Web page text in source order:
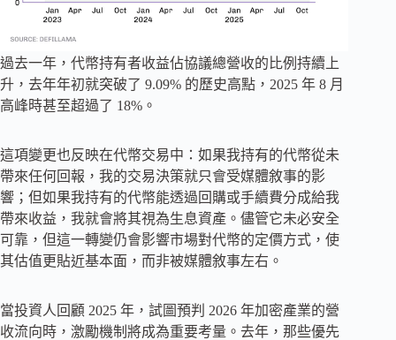
過去一年，代幣持有者收益佔協議總營收的比例持續上
升，去年年初就突破了 9.09% 的歷史高點，2025 年 8 月
高峰時甚至超過了 18%。
這項變更也反映在代幣交易中：如果我持有的代幣從未
帶來任何回報，我的交易決策就只會受媒體敘事的影
響；但如果我持有的代幣能透過回購或手續費分成給我
帶來收益，我就會將其視為生息資產。儘管它未必安全
可靠，但這一轉變仍會影響市場對代幣的定價方式，使
其估值更貼近基本面，而非被媒體敘事左右。
當投資人回顧 2025 年，試圖預判 2026 年加密產業的營
收流向時，激勵機制將成為重要考量。去年，那些優先